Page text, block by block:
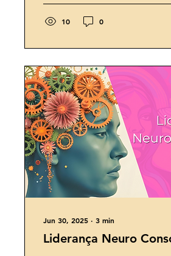
10 0
Jun 30, 2025 ∙ 3 min
Liderança Neuro